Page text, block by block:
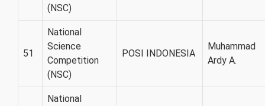
(NSC)
51
National
Science
Competition
(NSC)
POSI INDONESIA
Muhammad
Ardy A.
National